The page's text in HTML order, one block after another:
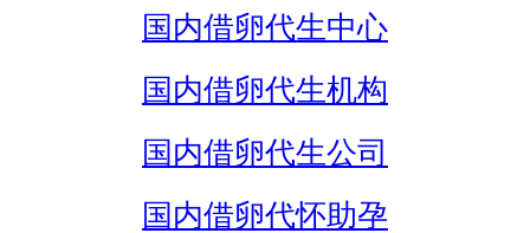
国内借卵代生中心
国内借卵代生机构
国内借卵代生公司
国内借卵代怀助孕